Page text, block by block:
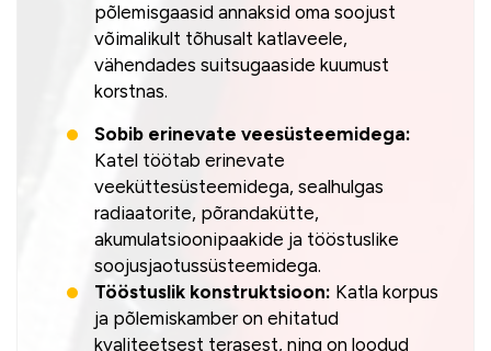
põlemisgaasid annaksid oma soojust
võimalikult tõhusalt katlaveele,
vähendades suitsugaaside kuumust
korstnas.
Sobib erinevate veesüsteemidega:
Katel töötab erinevate
veeküttesüsteemidega, sealhulgas
radiaatorite, põrandakütte,
akumulatsioonipaakide ja tööstuslike
soojusjaotussüsteemidega.
Tööstuslik konstruktsioon: Katla korpus
ja põlemiskamber on ehitatud
kvaliteetsest terasest, ning on loodud